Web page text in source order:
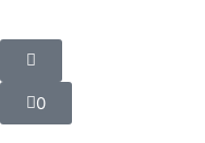
0